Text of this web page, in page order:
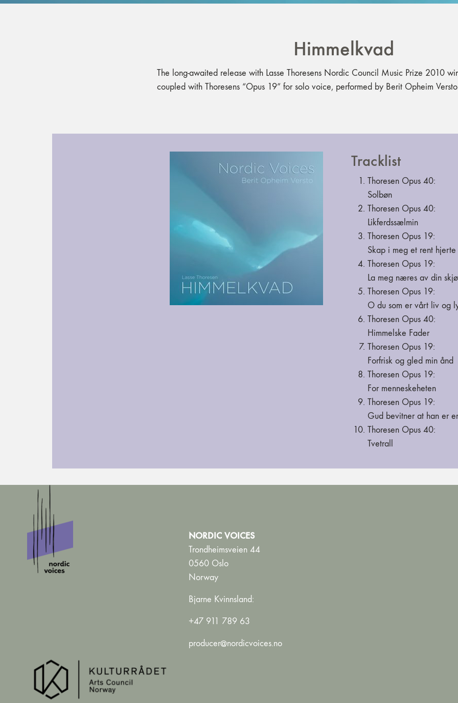
Himmelkvad
The long-awaited release with Lasse Thoresens Nordic Council Music Prize 2010
coupled with Thoresens “Opus 19” for solo voice, performed by Berit Opheim
Tracklist
Thoresen Opus 40:
Solbøn
Thoresen Opus 40:
Likferdssælmin
Thoresen Opus 19:
Skap i meg et rent hjerte
Thoresen Opus 19:
La meg næres av din
Thoresen Opus 19:
O du som er vårt liv og
Thoresen Opus 40:
Himmelske Fader
Thoresen Opus 19:
Forfrisk og gled min ånd
Thoresen Opus 19:
For menneskeheten
Thoresen Opus 19:
Gud bevitner at han er
Thoresen Opus 40:
Tvetrall
NORDIC VOICES
Trondheimsveien 44
0560 Oslo
Norway
Bjarne Kvinnsland:
+47 911 789 63
producer@nordicvoices.no